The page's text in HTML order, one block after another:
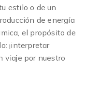
estilo o de un
de energía
el propósito de
¡interpretar
viaje por nuestro